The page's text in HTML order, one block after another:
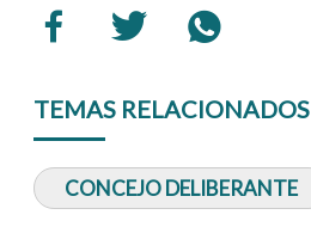
TEMAS RELACIONADOS
CONCEJO DELIBERANTE